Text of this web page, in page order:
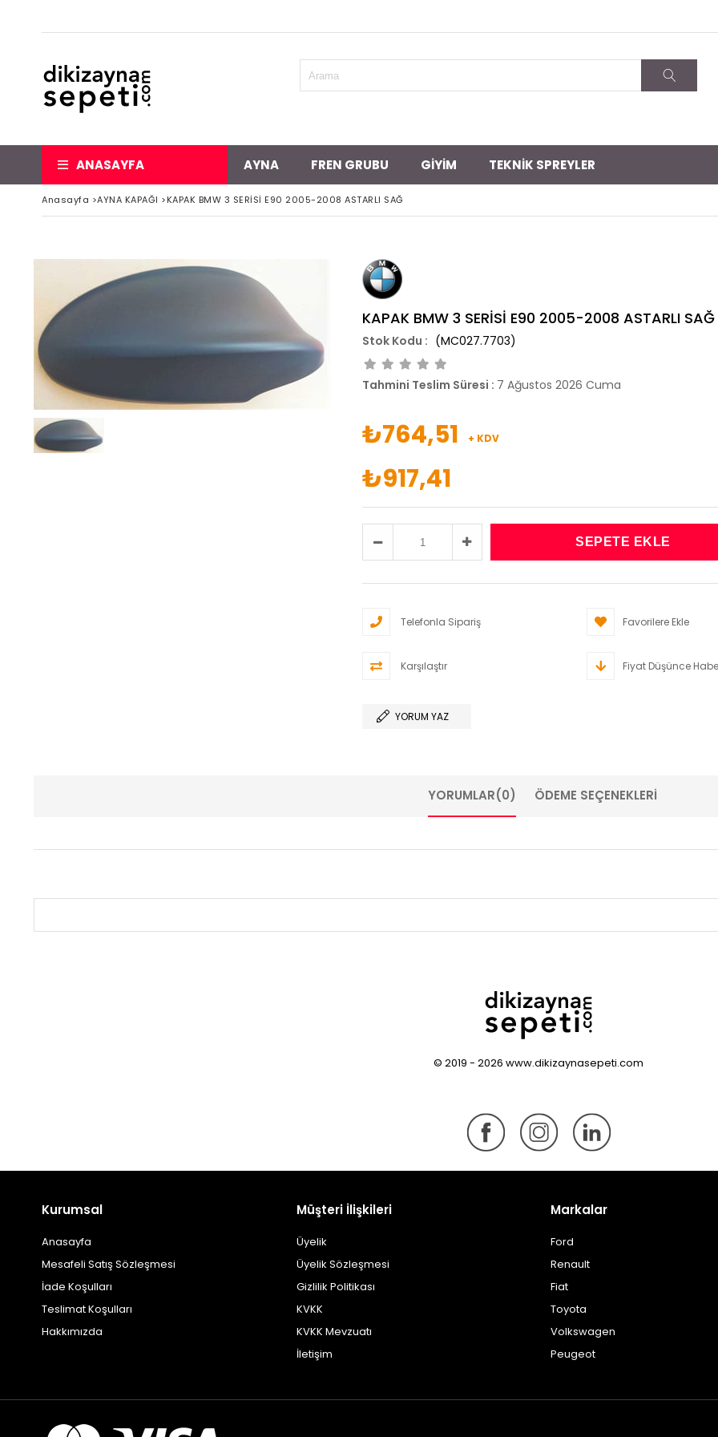
ANASAYFA AYNA FREN GRUBU GİYİM TEKNİK SPREYLER
Anasayfa >AYNA KAPAĞI >KAPAK BMW 3 SERİSİ E90 2005-2008 ASTARLI SAĞ
KAPAK BMW 3 SERİSİ E90 2005-2008 ASTARLI SAĞ
(MC027.7703)
Tahmini Teslim Süresi : 7 Ağustos 2026 Cuma
₺764,51 + KDV
₺917,41
Telefonla Sipariş Favorilere Ekle
Karşılaştır Fiyat Düşünce
YORUM YAZ
YORUMLAR(0) ÖDEME SEÇENEKLERI
© 2019 - 2026 www.dikizaynasepeti.com
Kurumsal
Anasayfa
Mesafeli Satış Sözleşmesi
İade Koşulları
Teslimat Koşulları
Hakkımızda
Müşteri İlişkileri
Üyelik
Üyelik Sözleşmesi
Gizlilik Politikası
KVKK
KVKK Mevzuatı
İletişim
Markalar
Ford
Renault
Fiat
Toyota
Volkswagen
Peugeot